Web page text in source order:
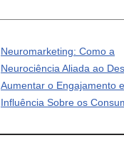
Neuromarketing: Como a
Neurociência Aliada ao
Aumentar o Engajamento
Influência Sobre os